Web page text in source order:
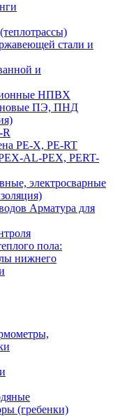
стали и
и
НПВХ
ПЭ, ПНД
PE-X, PE-RT
AL-PEX, PERT-
электросварные
Арматура для
пола:
нижнего
(гребенки)